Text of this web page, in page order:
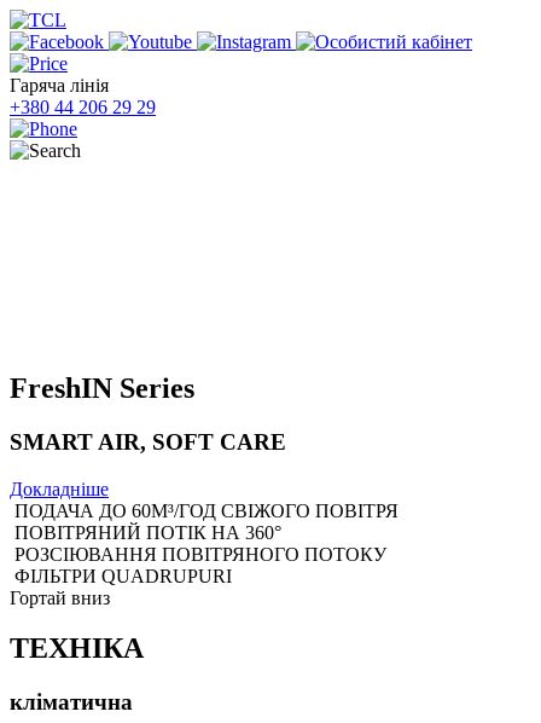
Гаряча лінія
+380 44 206 29 29
FreshIN Series
SMART AIR, SOFT CARE
Докладніше
ПОДАЧА ДО 60М³/ГОД СВІЖОГО ПОВІТРЯ
ПОВІТРЯНИЙ ПОТІК НА 360°
РОЗСІЮВАННЯ ПОВІТРЯНОГО ПОТОКУ
ФІЛЬТРИ QUADRUPURI
Гортай вниз
ТЕХНІКА
кліматична